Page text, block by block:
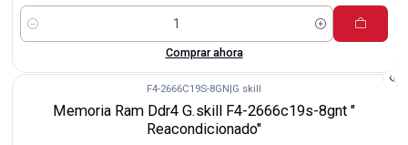
Cantidad
Comprar ahora
F4-2666C19S-8GN|G skill
Memoria Ram Ddr4 G.skill F4-2666c19s-8gnt "
Reacondicionado"